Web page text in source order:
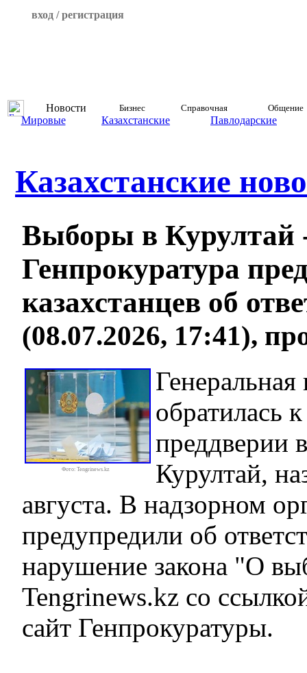
вход / регистрация
Новости Бизнес Справочная Общение
Мировые Казахстанские Павлодарские
Казахстанские
Выборы в Курултай
Генпрокуратура
казахстанцев об
(08.07.2026, 17:41),
Фото: Tengrinews.kz
Генеральная
обратилась
преддверии
Курултай,
августа. В надзорном
предупредили об
нарушение закона "О
Tengrinews.kz со
сайт Генпрокуратуры.